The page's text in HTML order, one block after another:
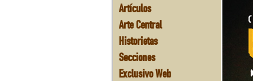
Artículos
Arte Central
Historietas
Secciones
Exclusivo Web